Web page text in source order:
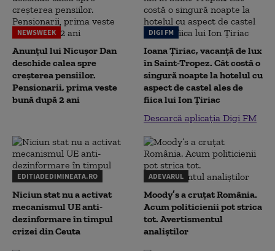
NEWSWEEK
Anunțul lui Nicușor Dan
deschide calea spre
creșterea pensiilor.
Pensionarii, prima veste
bună după 2 ani
DIGI FM
Ioana Țiriac, vacanță de lux
în Saint-Tropez. Cât costă o
singură noapte la hotelul cu
aspect de castel ales de
fiica lui Ion Țiriac
Descarcă aplicația Digi FM
EDITIADEDIMINEATA.RO
Niciun stat nu a activat
mecanismul UE anti-
dezinformare în timpul
crizei din Ceuta
ADEVARUL
Moody’s a cruțat România.
Acum politicienii pot strica
tot. Avertismentul
analiștilor